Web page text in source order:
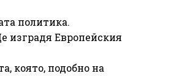
политика.
изградя Европейския
която, подобно на